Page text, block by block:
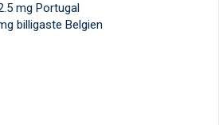
mg Portugal
billigaste Belgien